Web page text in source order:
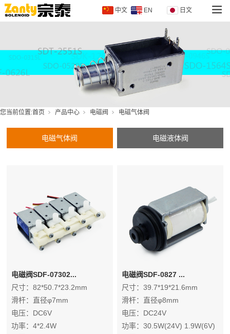
中文 EN 日文
您当前位置:首页 产品中心 电磁阀 电磁气体阀
电磁气体阀 电磁液体阀
电磁阀SDF-07302...
尺寸：82*50.7*23.2mm
滑杆：直径φ7mm
电压：DC6V
功率：4*2.4W
电磁阀SDF-0827 ...
尺寸：39.7*19*21.6mm
滑杆：直径φ8mm
电压：DC24V
功率：30.5W(24V) 1.9W(6V)